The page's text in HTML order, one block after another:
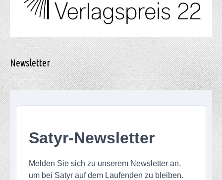
Newsletter
Satyr-Newsletter
Melden Sie sich zu unserem Newsletter an,
um bei Satyr auf dem Laufenden zu bleiben.